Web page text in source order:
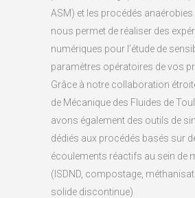
ASM) et les procédés anaérobies
nous permet de réaliser des
numériques pour l’étude de
paramètres opératoires de vos
Grâce à notre collaboration
de Mécanique des Fluides de
avons également des outils de
dédiés aux procédés basés sur
écoulements réactifs au sein de
(ISDND, compostage,
solide discontinue)